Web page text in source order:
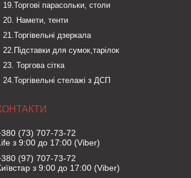
19.Торгові парасольки, столи
20. Намети, тенти
21.Торгівельні дзеркала
22.Підставки для сумок,тарілок
23. Торгова сітка
24.Торгівельні стелажі з ДСП
(73) 707-73-72
з 9:00 до 17:00 (Viber)
(97) 707-73-72
з 9:00 до 17:00 (Viber)